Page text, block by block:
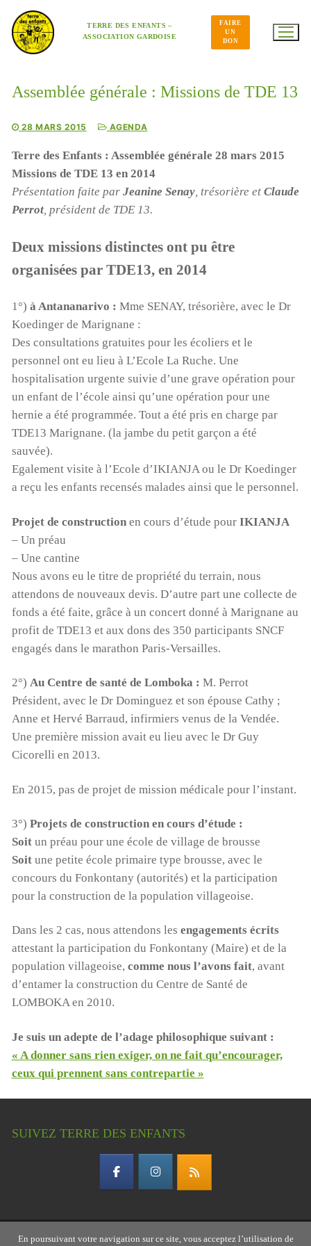
contenu
TERRE DES ENFANTS –
ASSOCIATION GARDOISE
FAIRE
UN
DON
Assemblée générale : Missions de TDE 13
28 MARS 2015 AGENDA
Terre des Enfants : Assemblée générale 28 mars 2015
Missions de TDE 13 en 2014
Présentation faite par Jeanine Senay, trésorière et Claude
Perrot, président de TDE 13.
Deux missions distinctes ont pu être
organisées par TDE13, en 2014
1°) à Antananarivo : Mme SENAY, trésorière, avec le Dr
Koedinger de Marignane :
Des consultations gratuites pour les écoliers et le
personnel ont eu lieu à L’Ecole La Ruche. Une
hospitalisation urgente suivie d’une grave opération pour
un enfant de l’école ainsi qu’une opération pour une
hernie a été programmée. Tout a été pris en charge par
TDE13 Marignane. (la jambe du petit garçon a été
sauvée).
Egalement visite à l’Ecole d’IKIANJA ou le Dr Koedinger
a reçu les enfants recensés malades ainsi que le personnel.
Projet de constructionen cours d’étude pour IKIANJA
– Un préau
– Une cantine
Nous avons eu le titre de propriété du terrain, nous
attendons de nouveaux devis. D’autre part une collecte de
fonds a été faite, grâce à un concert donné à Marignane au
profit de TDE13 et aux dons des 350 participants SNCF
engagés dans le marathon Paris-Versailles.
2°) Au Centre de santé de Lomboka : M. Perrot
Président, avec le Dr Dominguez et son épouse Cathy ;
Anne et Hervé Barraud, infirmiers venus de la Vendée.
Une première mission avait eu lieu avec le Dr Guy
Cicorelli en 2013.
En 2015, pas de projet de mission médicale pour l’instant.
3°) Projets de construction en cours d’étude :
Soitun préau pour une école de village de brousse
Soitune petite école primaire type brousse, avec le
concours du Fonkontany (autorités) et la participation
pour la construction de la population villageoise.
Dans les 2 cas, nous attendons les engagements écrits
attestant la participation du Fonkontany (Maire) et de la
population villageoise, comme nous l’avons fait, avant
d’entamer la construction du Centre de Santé de
LOMBOKA en 2010.
Je suis un adepte de l’adage philosophique suivant :
« A donner sans rien exiger, on ne fait qu’encourager,
ceux qui prennent sans contrepartie »
SUIVEZ TERRE DES ENFANTS
En poursuivant votre navigation sur ce site, vous acceptez l’utilisation de